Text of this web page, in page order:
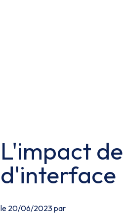
L'impact
d'interface
le 20/06/2023 par